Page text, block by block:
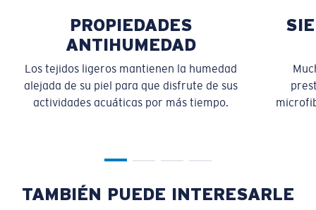
PROPIEDADES
ANTIHUMEDAD
Los tejidos ligeros mantienen la humedad
alejada de su piel para que disfrute de sus
actividades acuáticas por más tiempo.
TAMBIÉN PUEDE INTERESARLE